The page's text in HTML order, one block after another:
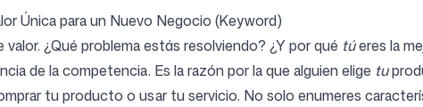
Única para un Nuevo Negocio (Keyword)
¿Qué problema estás resolviendo? ¿Y por qué túeres la
de la competencia. Es la razón por la que alguien elige tu
tu producto o usar tu servicio. No solo enumeres